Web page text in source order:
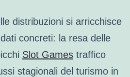
distribuzioni si arricchisce
concreti: la resa delle
Slot Games traffico
stagionali del turismo in